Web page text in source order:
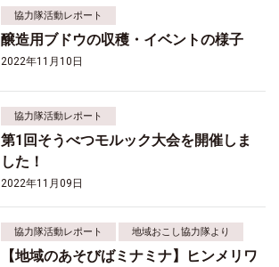
協力隊活動レポート
醸造用ブドウの収穫・イベントの様子
2022年11月10日
協力隊活動レポート
第1回そうべつモルック大会を開催しま
した！
2022年11月09日
協力隊活動レポート 地域おこし協力隊より
【地域のあそびばミナミナ】ヒンメリワ